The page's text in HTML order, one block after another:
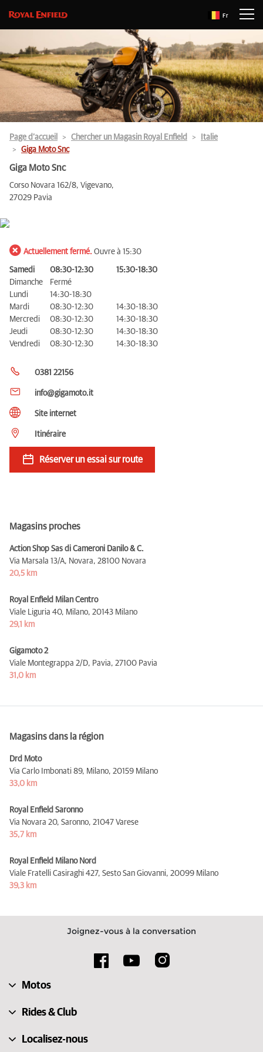
Fr
Page d’accueil Chercher un Magasin Royal Enfield
Italie
Giga Moto Snc
Giga Moto Snc
Corso Novara 162/8, Vigevano,
27029 Pavia
Actuellement fermé. Ouvre à 15:30
Samedi 08:30-12:30
15:30-18:30
Dimanche
Fermé
Lundi
14:30-18:30
Mardi
08:30-12:30
14:30-18:30
Mercredi
08:30-12:30
14:30-18:30
Jeudi
08:30-12:30
14:30-18:30
Vendredi
08:30-12:30 14:30-18:30
0381 22156
info@gigamoto.it
Site internet
Itinéraire
Réserver un essai sur route
Magasins proches
Action Shop Sas di Cameroni Danilo & C.
Via Marsala 13/A, Novara, 28100 Novara
20,5 km
Royal Enfield Milan Centro
Viale Liguria 40, Milano, 20143 Milano
29,1 km
Gigamoto 2
Viale Montegrappa 2/D, Pavia, 27100 Pavia
31,0 km
Magasins dans la région
Drd Moto
Via Carlo Imbonati 89, Milano, 20159 Milano
33,0 km
Royal Enfield Saronno
Via Novara 20, Saronno, 21047 Varese
35,7 km
Royal Enfield Milano Nord
Viale Fratelli Casiraghi 427, Sesto San Giovanni, 20099 Milano
39,3 km
Joignez-vous à la conversation
Motos
Rides & Club
Localisez-nous